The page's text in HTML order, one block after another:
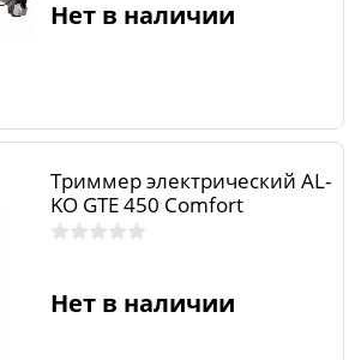
Нет в наличии
Триммер электрический AL-
KO GTE 450 Comfort
Нет в наличии